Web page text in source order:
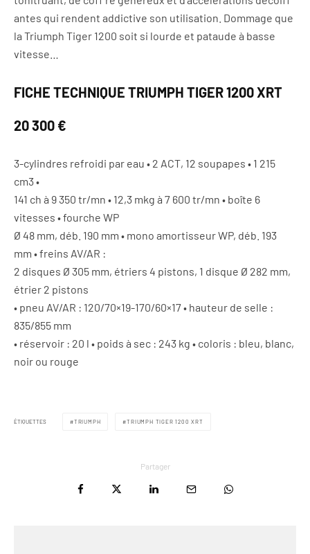
antes qui rendent addictive son utilisation. Dommage que
la Triumph Tiger 1200 soit si lourde et pataude à basse
vitesse…
FICHE TECHNIQUE TRIUMPH TIGER 1200 XRT
20 300 €
3-cylindres refroidi par eau • 2 ACT, 12 soupapes • 1 215
cm3 •
141 ch à 9 350 tr/mn • 12,3 mkg à 7 600 tr/mn • boîte 6
vitesses • fourche WP
Ø 48 mm, déb. 190 mm • mono amortisseur WP, déb. 193
mm • freins AV/AR :
2 disques Ø 305 mm, étriers 4 pistons, 1 disque Ø 282 mm,
étrier 2 pistons
• pneu AV/AR : 120/70×19-170/60×17 • hauteur de selle :
835/855 mm
• réservoir : 20 l • poids à sec : 243 kg • coloris : bleu, blanc,
noir ou rouge
ÉTIQUETTES TRIUMPH TRIUMPH TIGER 1200 XRT
Partager